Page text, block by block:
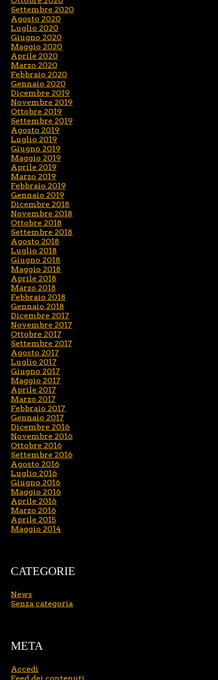
Settembre 2020
Agosto 2020
Luglio 2020
Giugno 2020
Maggio 2020
Aprile 2020
Marzo 2020
Febbraio 2020
Gennaio 2020
Dicembre 2019
Novembre 2019
Ottobre 2019
Settembre 2019
Agosto 2019
Luglio 2019
Giugno 2019
Maggio 2019
Aprile 2019
Marzo 2019
Febbraio 2019
Gennaio 2019
Dicembre 2018
Novembre 2018
Ottobre 2018
Settembre 2018
Agosto 2018
Luglio 2018
Giugno 2018
Maggio 2018
Aprile 2018
Marzo 2018
Febbraio 2018
Gennaio 2018
Dicembre 2017
Novembre 2017
Ottobre 2017
Settembre 2017
Agosto 2017
Luglio 2017
Giugno 2017
Maggio 2017
Aprile 2017
Marzo 2017
Febbraio 2017
Gennaio 2017
Dicembre 2016
Novembre 2016
Ottobre 2016
Settembre 2016
Agosto 2016
Luglio 2016
Giugno 2016
Maggio 2016
Aprile 2016
Marzo 2016
Aprile 2015
Maggio 2014
CATEGORIE
News
Senza categoria
META
Accedi